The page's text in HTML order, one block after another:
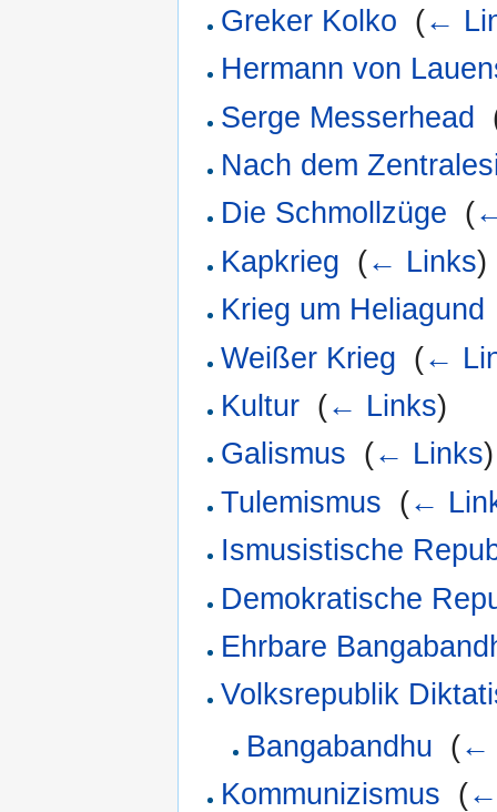
Greker Kolko (←
Hermann von
Serge Messerhead
Nach dem
Die Schmollzüge (
Kapkrieg (← Links)
Krieg um Heliagund
Weißer Krieg (←
Kultur (← Links)
Galismus (← Links)
Tulemismus (←
Ismusistische
Demokratische
Ehrbare
Volksrepublik
Bangabandhu (←
Kommunizismus (